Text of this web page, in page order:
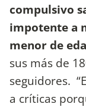
compulsivo
impotente a
menor de
sus más de
seguidores.
a críticas